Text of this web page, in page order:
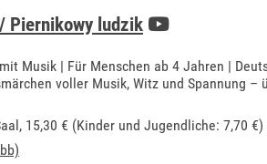
Piernikowy ludzik
Musik | Für Menschen ab 4 Jahren |
voller Musik, Witz und Spannung
, 15,30 € (Kinder und Jugendliche: 7,70